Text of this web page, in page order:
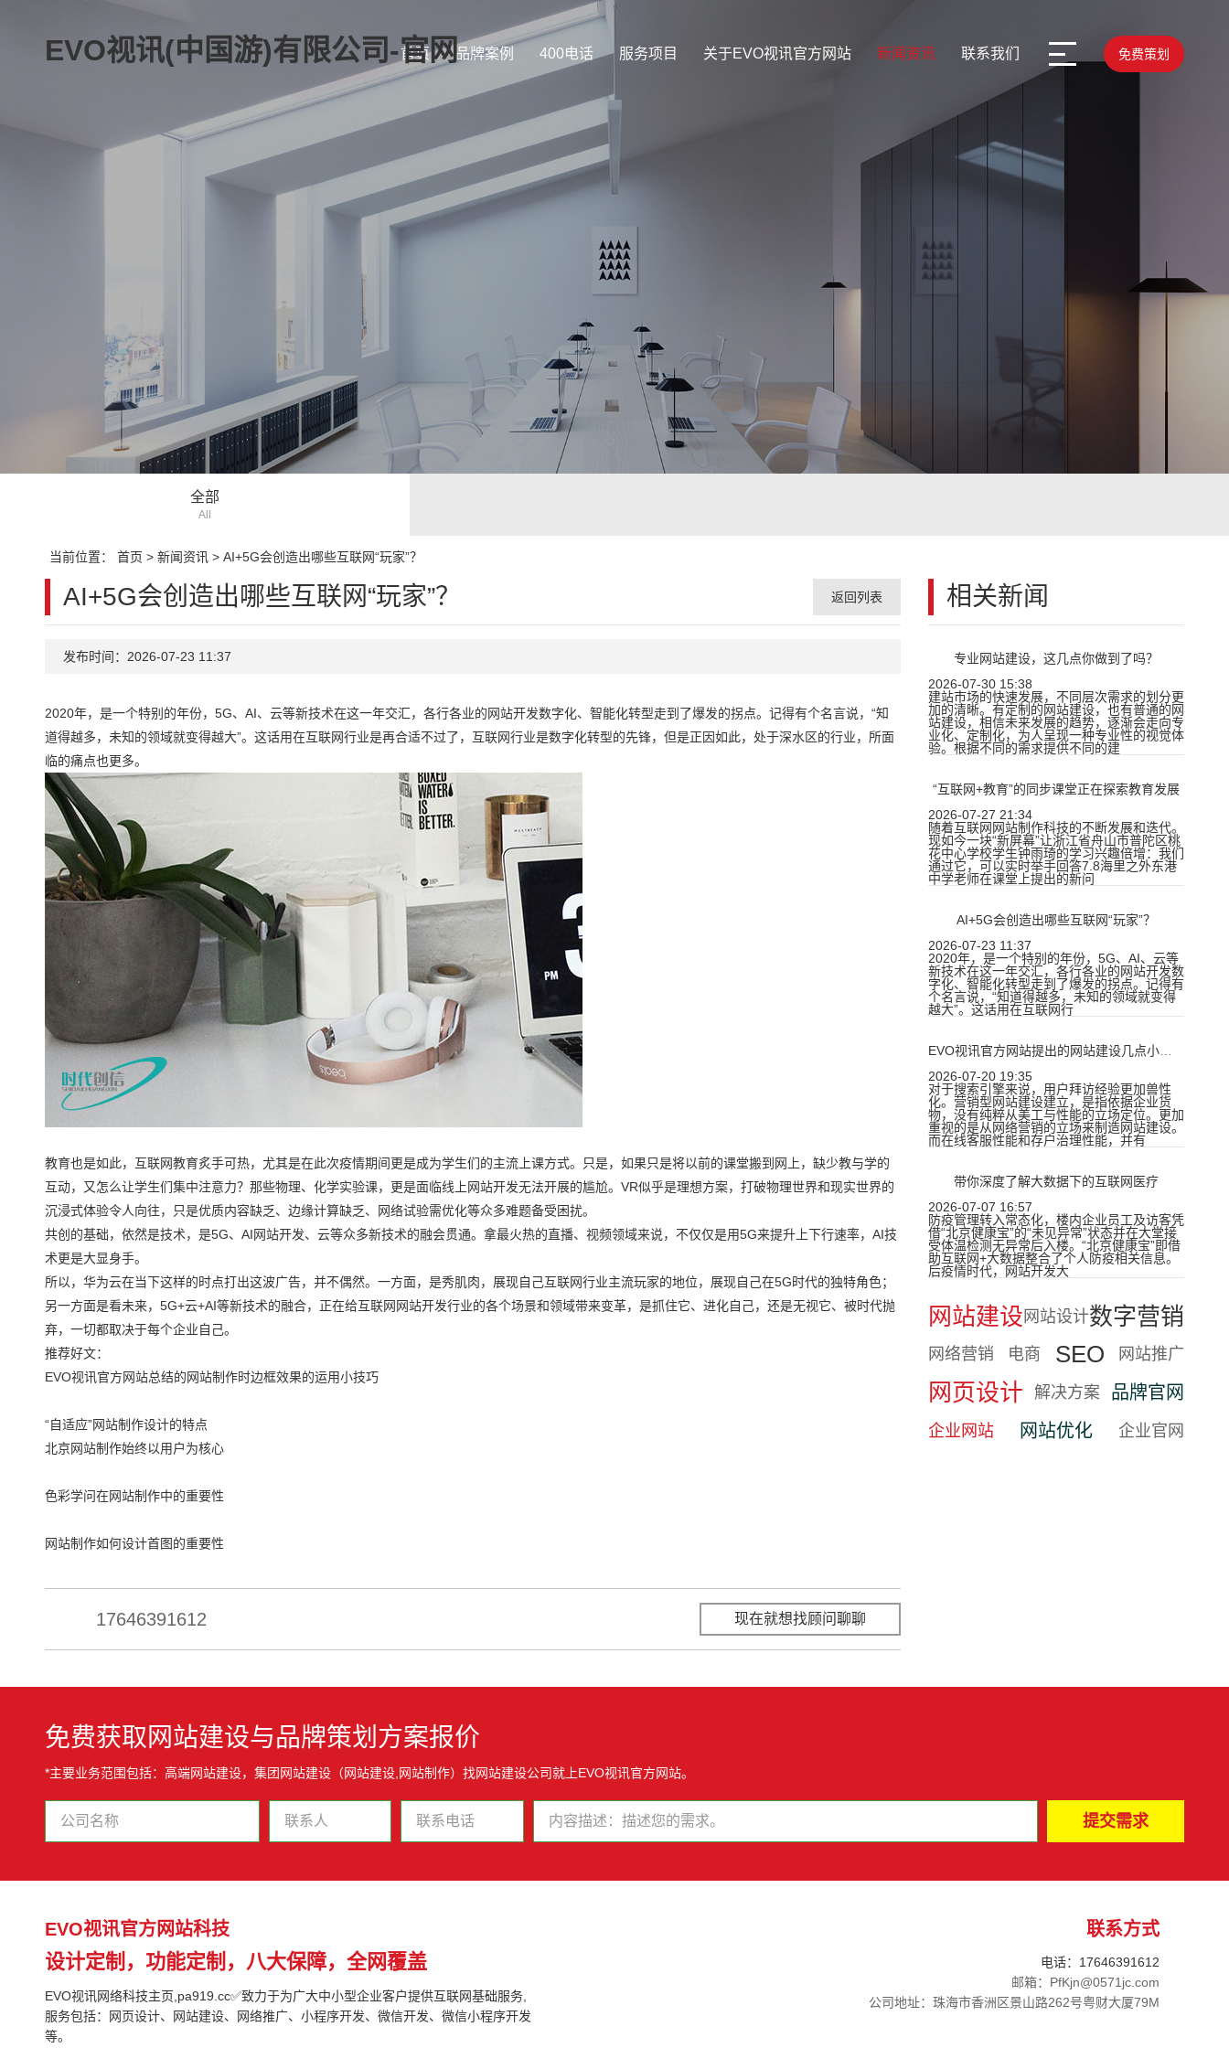
EVO视讯(中国游)有限公司-官网
首页 品牌案例 400电话 服务项目 关于EVO视讯官方网站 新闻资讯 联系我们 免费策划
全部
All
当前位置： 首页 > 新闻资讯> AI+5G会创造出哪些互联网“玩家”？
相关新闻
专业网站建设，这几点你做到了吗？
2026-07-30 15:38
建站市场的快速发展，不同层次需求的划分更
加的清晰。有定制的网站建设，也有普通的网
站建设，相信未来发展的趋势，逐渐会走向专
业化、定制化，为人呈现一种专业性的视觉体
验。根据不同的需求提供不同的建
“互联网+教育”的同步课堂正在探索教育发展
2026-07-27 21:34
随着互联网网站制作科技的不断发展和迭代。
现如今一块“新屏幕”让浙江省舟山市普陀区桃
花中心学校学生钟雨琦的学习兴趣倍增：我们
通过它，可以实时举手回答7.8海里之外东港
中学老师在课堂上提出的新问
AI+5G会创造出哪些互联网“玩家”？
2026-07-23 11:37
2020年，是一个特别的年份，5G、AI、云等
新技术在这一年交汇，各行各业的网站开发数
字化、智能化转型走到了爆发的拐点。记得有
个名言说，“知道得越多，未知的领域就变得
越大”。这话用在互联网行
2026-07-20 19:35
对于搜索引擎来说，用户拜访经验更加兽性
化。营销型网站建设建立，是指依据企业货
物，没有纯粹从美工与性能的立场定位。更加
重视的是从网络营销的立场来制造网站建设。
而在线客服性能和存户治理性能，并有
带你深度了解大数据下的互联网医疗
2026-07-07 16:57
防疫管理转入常态化，楼内企业员工及访客凭
借“北京健康宝”的“未见异常”状态并在大堂接
受体温检测无异常后入楼。“北京健康宝”即借
助互联网+大数据整合了个人防疫相关信息。
后疫情时代，网站开发大
网站建设 网站设计数字营销
网络营销 电商 SEO 网站推广
网页设计 解决方案 品牌官网
企业网站 网站优化 企业官网
AI+5G会创造出哪些互联网“玩家”？ 返回列表
发布时间：2026-07-23 11:37
2020年，是一个特别的年份，5G、AI、云等新技术在这一年交汇，各行各业的网站开发数字化、智能化转型走到了爆发的拐点。记得有个名言说，“知
道得越多，未知的领域就变得越大”。这话用在互联网行业是再合适不过了，互联网行业是数字化转型的先锋，但是正因如此，处于深水区的行业，所面
临的痛点也更多。
教育也是如此，互联网教育炙手可热，尤其是在此次疫情期间更是成为学生们的主流上课方式。只是，如果只是将以前的课堂搬到网上，缺少教与学的
互动，又怎么让学生们集中注意力？那些物理、化学实验课，更是面临线上网站开发无法开展的尴尬。VR似乎是理想方案，打破物理世界和现实世界的
沉浸式体验令人向往，只是优质内容缺乏、边缘计算缺乏、网络试验需优化等众多难题备受困扰。
共创的基础，依然是技术，是5G、AI网站开发、云等众多新技术的融会贯通。拿最火热的直播、视频领域来说，不仅仅是用5G来提升上下行速率，AI技
术更是大显身手。
所以，华为云在当下这样的时点打出这波广告，并不偶然。一方面，是秀肌肉，展现自己互联网行业主流玩家的地位，展现自己在5G时代的独特角色；
另一方面是看未来，5G+云+AI等新技术的融合，正在给互联网网站开发行业的各个场景和领域带来变革，是抓住它、进化自己，还是无视它、被时代抛
弃，一切都取决于每个企业自己。
推荐好文：
EVO视讯官方网站总结的网站制作时边框效果的运用小技巧
“自适应”网站制作设计的特点
北京网站制作始终以用户为核心
色彩学问在网站制作中的重要性
网站制作如何设计首图的重要性
17646391612 现在就想找顾问聊聊
免费获取网站建设与品牌策划方案报价
*主要业务范围包括：高端网站建设，集团网站建设（网站建设,网站制作）找网站建设公司就上EVO视讯官方网站。
EVO视讯官方网站科技
设计定制，功能定制，八大保障，全网覆盖
EVO视讯网络科技主页,pa919.cc✅致力于为广大中小型企业客户提供互联网基础服务,
服务包括：网页设计、网站建设、网络推广、小程序开发、微信开发、微信小程序开发
等。
联系方式
电话：17646391612
邮箱：PfKjn@0571jc.com
公司地址：珠海市香洲区景山路262号粤财大厦79M